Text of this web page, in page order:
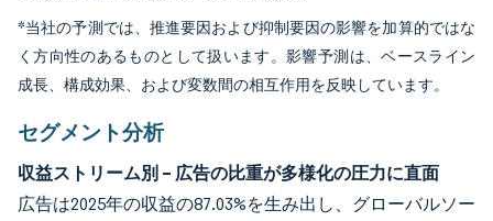
*当社の予測では、推進要因および抑制要因の影響を加算的ではな
く方向性のあるものとして扱います。影響予測は、ベースライン
成長、構成効果、および変数間の相互作用を反映しています。
セグメント分析
収益ストリーム別 – 広告の比重が多様化の圧力に直面
広告は2025年の収益の87.03%を生み出し、グローバルソー